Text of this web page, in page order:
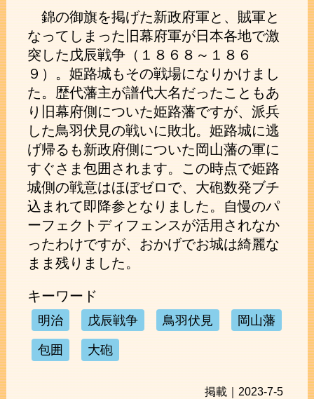
錦の御旗を掲げた新政府軍と、賊軍と
なってしまった旧幕府軍が日本各地で激
突した戊辰戦争（１８６８～１８６
９）。姫路城もその戦場になりかけまし
た。歴代藩主が譜代大名だったこともあ
り旧幕府側についた姫路藩ですが、派兵
した鳥羽伏見の戦いに敗北。姫路城に逃
げ帰るも新政府側についた岡山藩の軍に
すぐさま包囲されます。この時点で姫路
城側の戦意はほぼゼロで、大砲数発ブチ
込まれて即降参となりました。自慢のパ
ーフェクトディフェンスが活用されなか
ったわけですが、おかげでお城は綺麗な
まま残りました。
キーワード
明治 戊辰戦争 鳥羽伏見 岡山藩
包囲 大砲
掲載｜2023-7-5